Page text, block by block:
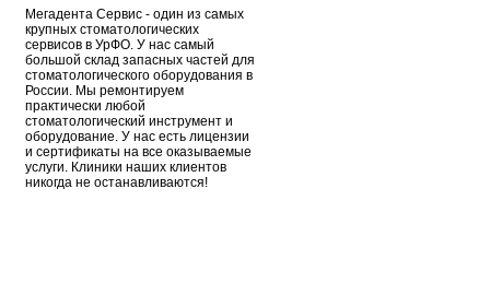
Мегадента Сервис - один из самых
крупных стоматологических
сервисов в УрФО. У нас самый
большой склад запасных частей для
стоматологического оборудования в
России. Мы ремонтируем
практически любой
стоматологический инструмент и
оборудование. У нас есть лицензии
и сертификаты на все оказываемые
услуги. Клиники наших клиентов
никогда не останавливаются!